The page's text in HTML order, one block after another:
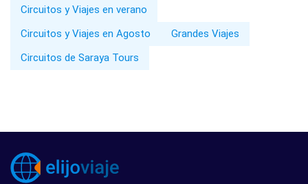
Circuitos y Viajes en verano
Circuitos y Viajes en Agosto
Grandes Viajes
Circuitos de Saraya Tours